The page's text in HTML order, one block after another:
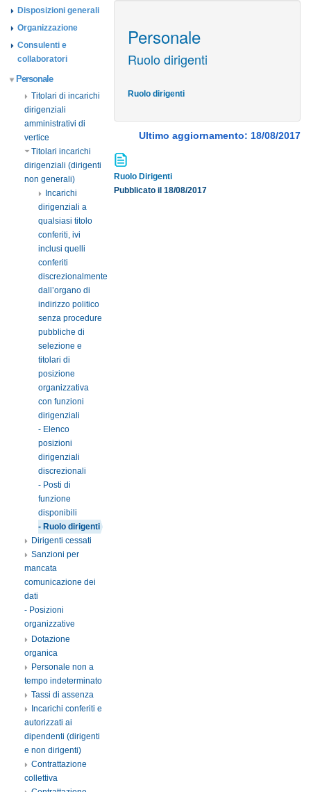
Disposizioni generali
Organizzazione
Consulenti e
collaboratori
Personale
Titolari di incarichi
dirigenziali
amministrativi di
vertice
Titolari incarichi
dirigenziali (dirigenti
non generali)
Incarichi
dirigenziali a
qualsiasi titolo
conferiti, ivi
inclusi quelli
conferiti
discrezionalmente
dall’organo di
indirizzo politico
senza procedure
pubbliche di
selezione e
titolari di
posizione
organizzativa
con funzioni
dirigenziali
- Elenco
posizioni
dirigenziali
discrezionali
- Posti di
funzione
disponibili
- Ruolo dirigenti
Dirigenti cessati
Sanzioni per
mancata
comunicazione dei
dati
- Posizioni
organizzative
Dotazione
organica
Personale non a
tempo indeterminato
Tassi di assenza
Incarichi conferiti e
autorizzati ai
dipendenti (dirigenti
e non dirigenti)
Contrattazione
collettiva
Personale
Ruolo dirigenti
Ruolo dirigenti
Ultimo aggiornamento: 18/08/2017
Ruolo Dirigenti
Pubblicato il 18/08/2017